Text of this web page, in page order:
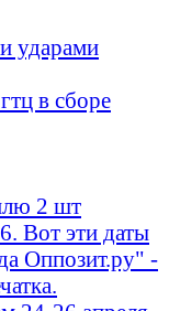
ударами
в сборе
2 шт
Вот эти даты
Оппозит.ру" -